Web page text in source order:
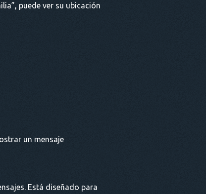
puede ver su ubicación
un mensaje
Está diseñado para